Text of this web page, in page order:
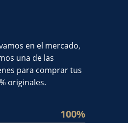
en el mercado,
una de las
para comprar tus
originales.
100%